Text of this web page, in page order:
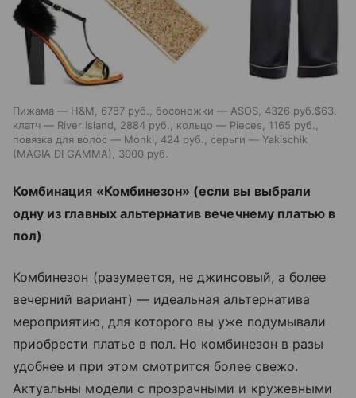
Пижама — H&M, 6787 руб., босоножки — ASOS, 4326 руб.$63,
клатч — River Island, 2884 руб., кольцо — Pieces, 1165 руб.,
повязка для волос — Monki, 424 руб., серьги — Yakischik
(MAGIA DI GAMMA), 3000 руб.
Комбинация «Комбинезон» (если вы выбрали
одну из главных альтернатив вечечнему платью в
пол)
Комбинезон (разумеется, не джинсовый, а более
вечерний вариант) — идеальная альтернатива
мероприятию, для которого вы уже подумывали
приобрести платье в пол. Но комбинезон в разы
удобнее и при этом смотрится более свежо.
Актуальны модели с прозрачными и кружевными